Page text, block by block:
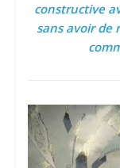
constructive
sans avoir de